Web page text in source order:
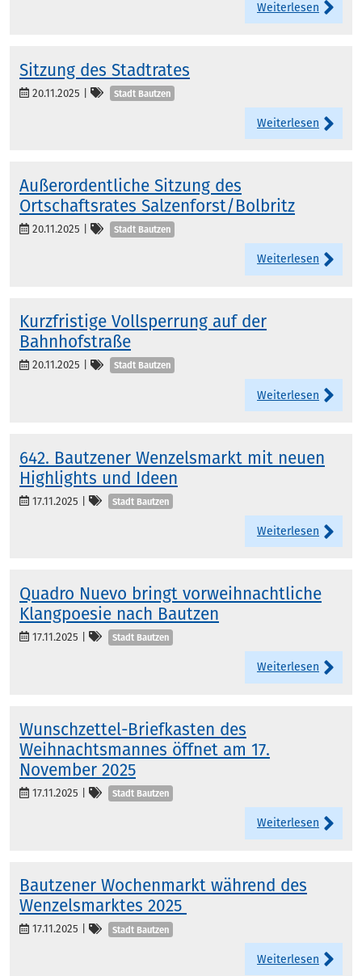
Weiterlesen
Sitzung des Stadtrates
20.11.2025 Kategorien
Stadt Bautzen
Weiterlesen
Außerordentliche Sitzung des
Ortschaftsrates Salzenforst/Bolbritz
20.11.2025 Kategorien
Stadt Bautzen
Weiterlesen
Kurzfristige Vollsperrung auf der
Bahnhofstraße
20.11.2025 Kategorien
Stadt Bautzen
Weiterlesen
642. Bautzener Wenzelsmarkt mit neuen
Highlights und Ideen
17.11.2025 Kategorien
Stadt Bautzen
Weiterlesen
Quadro Nuevo bringt vorweihnachtliche
Klangpoesie nach Bautzen
17.11.2025 Kategorien
Stadt Bautzen
Weiterlesen
Wunschzettel-Briefkasten des
Weihnachtsmannes öffnet am 17.
November 2025
17.11.2025 Kategorien
Stadt Bautzen
Weiterlesen
Bautzener Wochenmarkt während des
Wenzelsmarktes 2025
17.11.2025 Kategorien
Stadt Bautzen
Weiterlesen